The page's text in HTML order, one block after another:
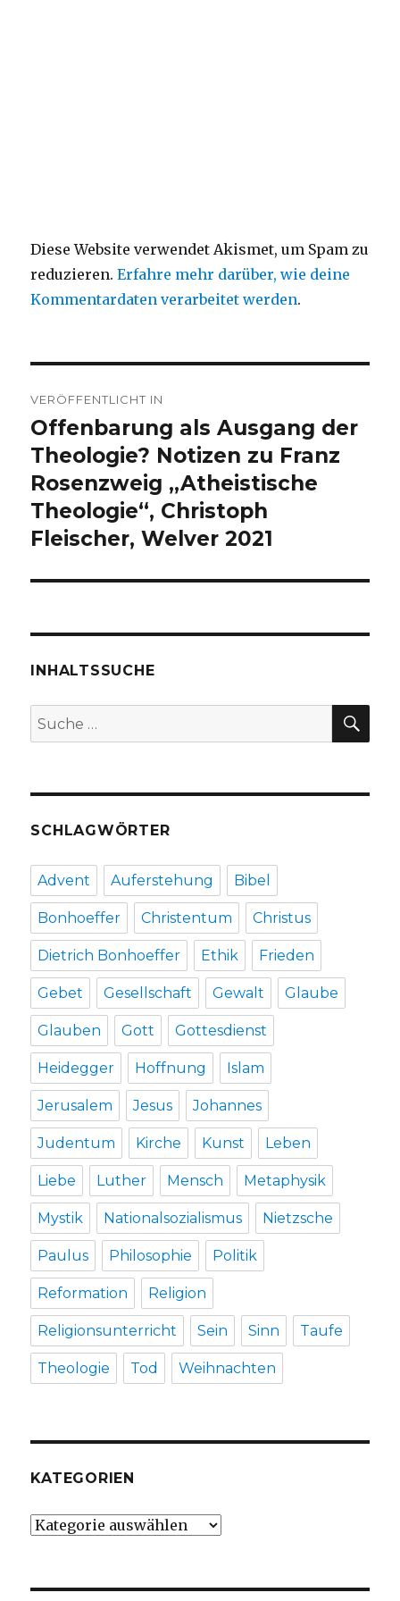
Diese Website verwendet Akismet, um Spam zu
reduzieren.Erfahre mehr darüber, wie deine
Kommentardaten verarbeitet werden.
VERÖFFENTLICHT IN
Offenbarung als Ausgang der
Theologie? Notizen zu Franz
Rosenzweig „Atheistische
Theologie“, Christoph
Fleischer, Welver 2021
INHALTSSUCHE
Suche
nach:
SCHLAGWÖRTER
Advent Auferstehung Bibel
Bonhoeffer Christentum Christus
Dietrich Bonhoeffer Ethik Frieden
Gebet Gesellschaft Gewalt Glaube
Glauben Gott Gottesdienst
Heidegger Hoffnung Islam
Jerusalem Jesus Johannes
Judentum Kirche Kunst Leben
Liebe Luther Mensch Metaphysik
Mystik Nationalsozialismus Nietzsche
Paulus Philosophie Politik
Reformation Religion
Religionsunterricht Sein Sinn Taufe
Theologie Tod Weihnachten
KATEGORIEN
Kategorien